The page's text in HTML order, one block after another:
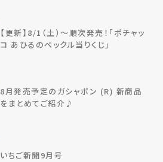
【更新】8/1（土）～順次発売！「ポチャッ
コ あひるのペックル当りくじ」
8月発売予定のガシャポン (R) 新商品
をまとめてご紹介♪
いちご新聞9月号